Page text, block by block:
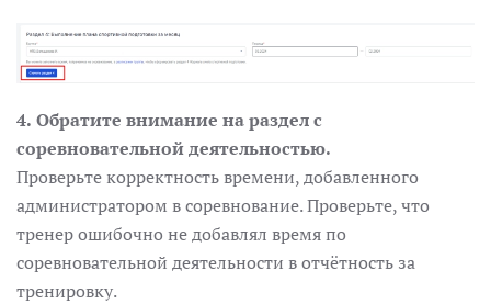
4. Обратите внимание на раздел с
соревновательной деятельностью.
Проверьте корректность времени, добавленного
администратором в соревнование. Проверьте, что
тренер ошибочно не добавлял время по
соревновательной деятельности в отчётность за
тренировку.